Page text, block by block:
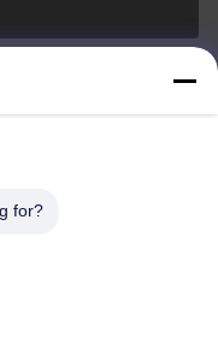
for?